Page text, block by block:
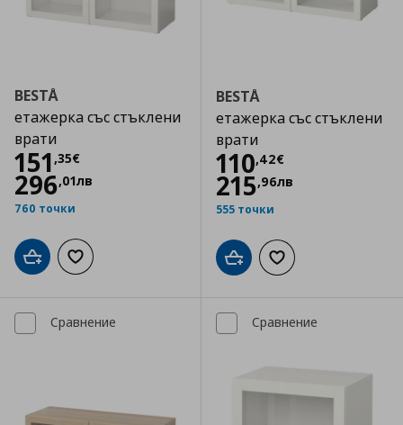
BESTÅ
етажерка със стъклени
врати
151 ,35€
Цена
296,01лв
760 точки
Добави в кошницата
Добави към списъка с любими
BESTÅ
етажерка със стъклени
врати
110,42€
Цена
215,96лв
555 точки
Добави в кошницата
Добави към
Сравнение Сравнение